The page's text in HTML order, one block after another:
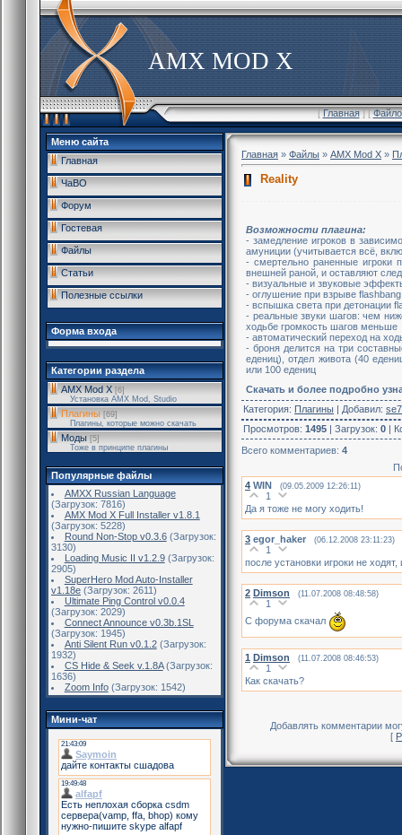
AMX MOD X
[Главная] [
Меню сайта
Главная
ЧаВО
Форум
Гостевая
Файлы
Статьи
Полезные ссылки
Форма входа
Категории раздела
AMX Mod X [6]
Установка AMX Mod, Studio
Плагины [69]
Плагины, которые можно скачать
Моды [5]
Тоже в принципе плагины
Популярные файлы
AMXX Russian Language
(Загрузок: 7816)
AMX Mod X Full Installer v1.8.1
(Загрузок: 5228)
Round Non-Stop v0.3.6(Загрузок:
3130)
Loading Music II v1.2.9(Загрузок:
2905)
SuperHero Mod Auto-Installer
v1.18e (Загрузок: 2611)
Ultimate Ping Control v0.0.4
(Загрузок: 2029)
Connect Announce v0.3b.1SL
(Загрузок: 1945)
Anti Silent Run v0.1.2(Загрузок:
1932)
CS Hide & Seek v.1.8A(Загрузок:
1636)
Zoom Info(Загрузок: 1542)
Мини-чат
Главная » Файлы » AMX Mod X »
Reality
Возможности плагина:
- замедление игроков в
амуниции (учитывается всё,
- смертельно раненные игроки
внешней раной, и оставляют
- визуальные и звуковые
- оглушение при взрыве
- вспышка света при детонации
- реальные звуки шагов: чем
ходьбе громкость шагов меньше
- автоматический переход на
- броня делится на три
едениц), отдел живота (40
или 100 едениц
Скачать и более подробно
Категория: Плагины | Добавил:
Просмотров: 1495 | Загрузок: 0 |
Всего комментариев: 4
4 WIN (09.05.2009 12:26:11)
1
Да я тоже не могу ходить!
3 egor_haker (06.12.2008 23:11:23)
1
после установки игроки не
2 Dimson (11.07.2008 08:48:58)
1
С форума скачал
1 Dimson (11.07.2008 08:46:53)
1
Как скачать?
Добавлять комментарии
[